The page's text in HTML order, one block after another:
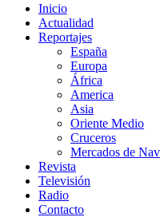
Inicio
Actualidad
Reportajes
España
Europa
África
America
Asia
Oriente Medio
Cruceros
Mercados de
Revista
Televisión
Radio
Contacto